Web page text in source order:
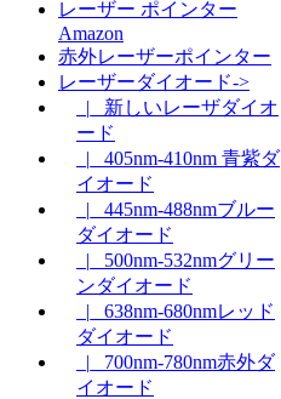
レーザー ポインター
Amazon
赤外レーザーポインター
レーザーダイオード->
|_ 新しいレーザダイオ
ード
|_ 405nm-410nm 青紫ダ
イオード
|_ 445nm-488nmブルー
ダイオード
|_ 500nm-532nmグリー
ンダイオード
|_ 638nm-680nmレッド
ダイオード
|_ 700nm-780nm赤外ダ
イオード